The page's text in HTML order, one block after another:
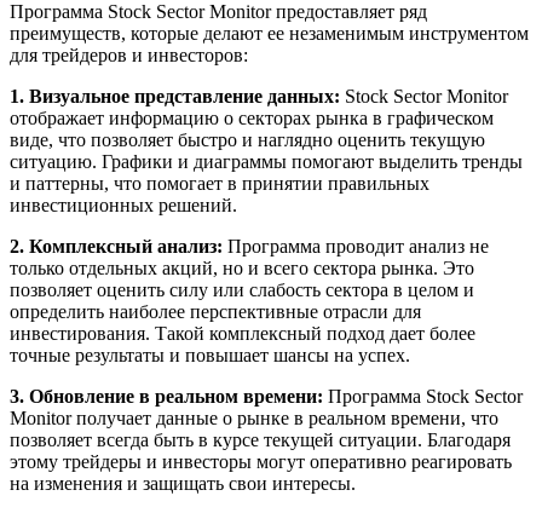
Программа Stock Sector Monitor предоставляет ряд
преимуществ, которые делают ее незаменимым инструментом
для трейдеров и инвесторов:
1. Визуальное представление данных: Stock Sector Monitor
отображает информацию о секторах рынка в графическом
виде, что позволяет быстро и наглядно оценить текущую
ситуацию. Графики и диаграммы помогают выделить тренды
и паттерны, что помогает в принятии правильных
инвестиционных решений.
2. Комплексный анализ: Программа проводит анализ не
только отдельных акций, но и всего сектора рынка. Это
позволяет оценить силу или слабость сектора в целом и
определить наиболее перспективные отрасли для
инвестирования. Такой комплексный подход дает более
точные результаты и повышает шансы на успех.
3. Обновление в реальном времени: Программа Stock Sector
Monitor получает данные о рынке в реальном времени, что
позволяет всегда быть в курсе текущей ситуации. Благодаря
этому трейдеры и инвесторы могут оперативно реагировать
на изменения и защищать свои интересы.